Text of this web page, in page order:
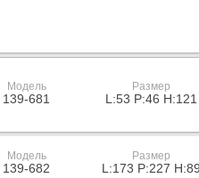
Модель
139-681
Размер
L:53 P:46 H:121
Модель
139-682
Размер
L:173 P:227 H:89